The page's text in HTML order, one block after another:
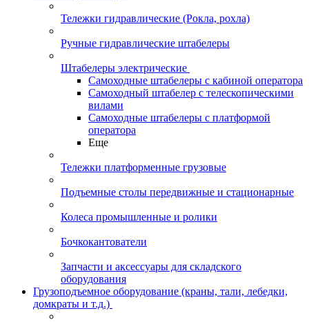
Тележки гидравлические (Рокла, рохла)
Ручные гидравлические штабелеры
Штабелеры электрические
Самоходные штабелеры с кабиной оператора
Самоходный штабелер с телескопическими
вилами
Самоходные штабелеры с платформой
оператора
Еще
Тележки платформенные грузовые
Подъемные столы передвижные и стационарные
Колеса промышленные и ролики
Бочкокантователи
Запчасти и аксессуары для складского
оборудования
Грузоподъемное оборудование (краны, тали, лебедки,
домкраты и т.д.)